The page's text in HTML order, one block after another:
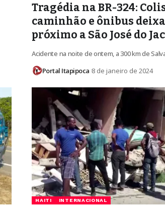
Tragédia na BR-324:
caminhão e ônibus
próximo a São José do
Acidente na noite de ontem, a 300 km de
Portal Itapipoca 8 de janeiro de 2024
HAITI INTERNACIONAL